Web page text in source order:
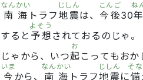
南海
なんかい
トラフ地震
じしん
は、 今後
こんご
30年
ね
すると 予想
よそう
されておるのじゃ。
じゃから、いつ起
お
こってもおか
今
いま
から、 南海
なんかい
トラフ地震
じしん
に備
そな